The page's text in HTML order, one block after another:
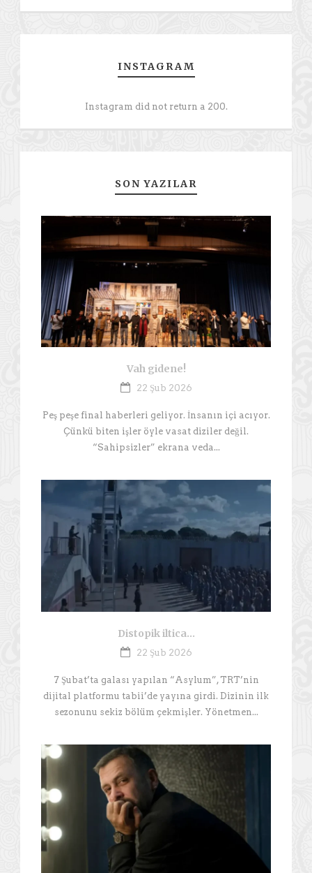
INSTAGRAM
Instagram did not return a 200.
SON YAZILAR
Vah gidene!
22 Şub 2026
Peş peşe final haberleri geliyor. İnsanın içi acıyor.
Çünkü biten işler öyle vasat diziler değil.
“Sahipsizler” ekrana veda...
Distopik iltica…
22 Şub 2026
7 Şubat’ta galası yapılan “Asylum”, TRT’nin
dijital platformu tabii’de yayına girdi. Dizinin ilk
sezonunu sekiz bölüm çekmişler. Yönetmen...